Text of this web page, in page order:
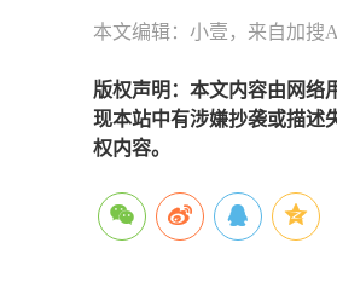
本文编辑：小壹，来自加搜
版权声明：本文内容由网络
现本站中有涉嫌抄袭或描述
权内容。